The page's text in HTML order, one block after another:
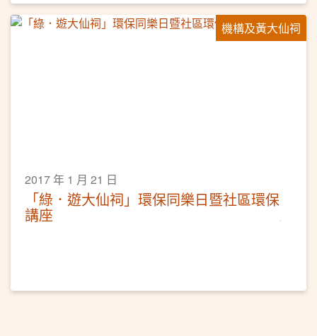
機構及黃大仙祠
2017 年 1 月 21 日
「綠．遊大仙祠」環保同樂日暨社區環保
講座